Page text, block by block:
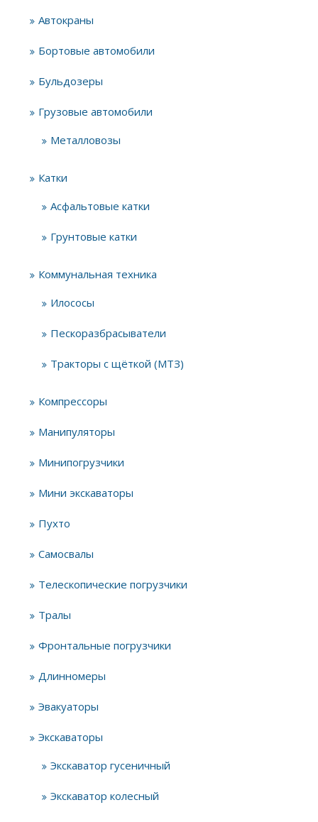
Автокраны
Бортовые автомобили
Бульдозеры
Грузовые автомобили
Металловозы
Катки
Асфальтовые катки
Грунтовые катки
Коммунальная техника
Илососы
Пескоразбрасыватели
Тракторы с щёткой (МТЗ)
Компрессоры
Манипуляторы
Минипогрузчики
Мини экскаваторы
Пухто
Самосвалы
Телескопические погрузчики
Тралы
Фронтальные погрузчики
Длинномеры
Эвакуаторы
Экскаваторы
Экскаватор гусеничный
Экскаватор колесный